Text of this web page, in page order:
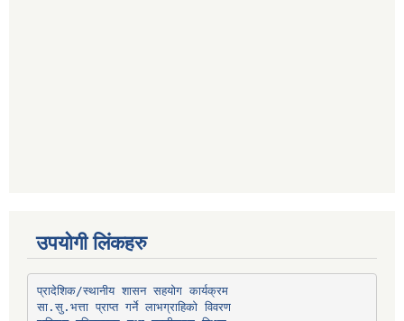
उपयोगी लिंकहरु
प्रादेशिक/स्थानीय शासन सहयोग कार्यक्रम
सा.सु.भत्ता प्राप्त गर्ने लाभग्राहिको विवरण